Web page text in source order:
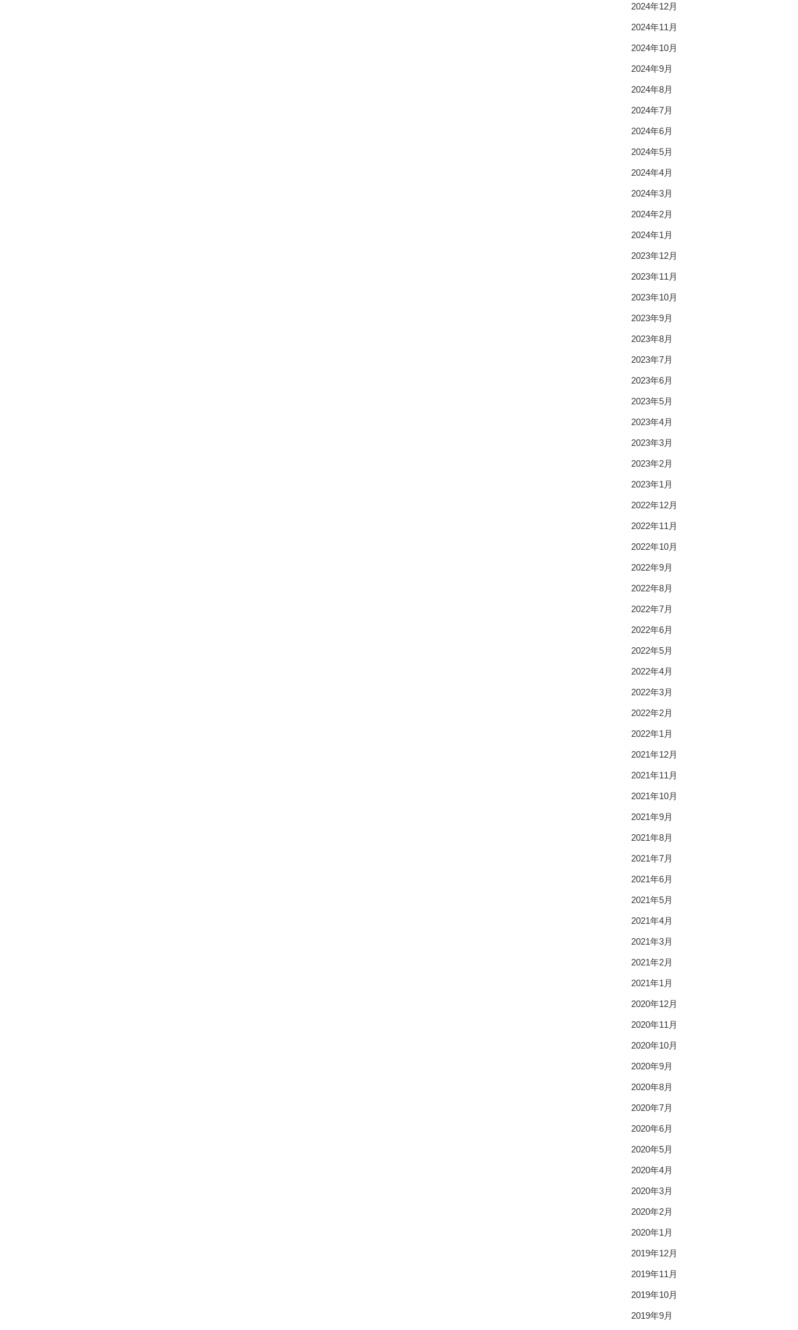
2024年12月
2024年11月
2024年10月
2024年9月
2024年8月
2024年7月
2024年6月
2024年5月
2024年4月
2024年3月
2024年2月
2024年1月
2023年12月
2023年11月
2023年10月
2023年9月
2023年8月
2023年7月
2023年6月
2023年5月
2023年4月
2023年3月
2023年2月
2023年1月
2022年12月
2022年11月
2022年10月
2022年9月
2022年8月
2022年7月
2022年6月
2022年5月
2022年4月
2022年3月
2022年2月
2022年1月
2021年12月
2021年11月
2021年10月
2021年9月
2021年8月
2021年7月
2021年6月
2021年5月
2021年4月
2021年3月
2021年2月
2021年1月
2020年12月
2020年11月
2020年10月
2020年9月
2020年8月
2020年7月
2020年6月
2020年5月
2020年4月
2020年3月
2020年2月
2020年1月
2019年12月
2019年11月
2019年10月
2019年9月